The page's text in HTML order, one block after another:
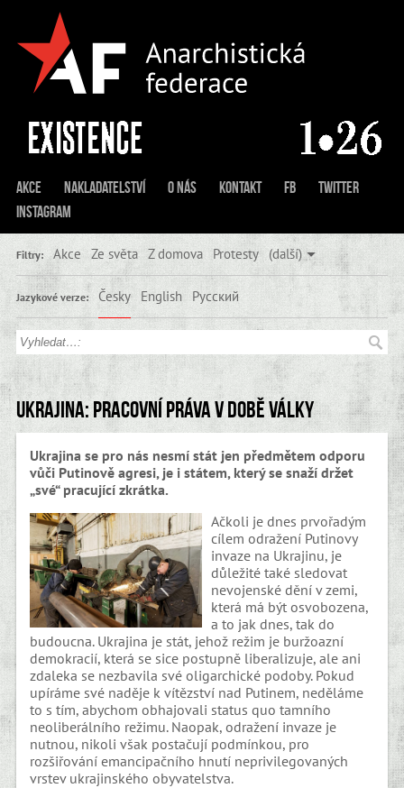
Akce Nakladatelství O nás Kontakt FB
Twitter
Instagram
Filtry: Akce Ze světa Z domova Protesty (další)
Jazykové verze: Česky English Русский
Ukrajina: pracovní práva v době války
Ukrajina se pro nás nesmí stát jen předmětem odporu
vůči Putinově agresi, je i státem, který se snaží držet
„své“ pracující zkrátka.
Ačkoli je dnes prvořadým
cílem odražení Putinovy
invaze na Ukrajinu, je
důležité také sledovat
nevojenské dění v zemi,
která má být osvobozena,
a to jak dnes, tak do
budoucna. Ukrajina je stát, jehož režim je buržoazní
demokracií, která se sice postupně liberalizuje, ale ani
zdaleka se nezbavila své oligarchické podoby. Pokud
upíráme své naděje k vítězství nad Putinem, neděláme
to s tím, abychom obhajovali status quo tamního
neoliberálního režimu. Naopak, odražení invaze je
nutnou, nikoli však postačují podmínkou, pro
rozšiřování emancipačního hnutí neprivilegovaných
vrstev ukrajinského obyvatelstva.